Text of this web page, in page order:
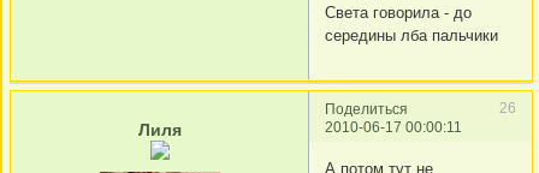
Света говорила - до
середины лба пальчики
Поделиться
26
2010-06-17 00:00:11
Лиля
А потом тут не